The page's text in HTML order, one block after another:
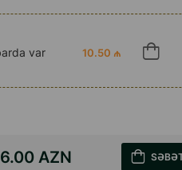
var 10.50 ₼
6.00 AZN